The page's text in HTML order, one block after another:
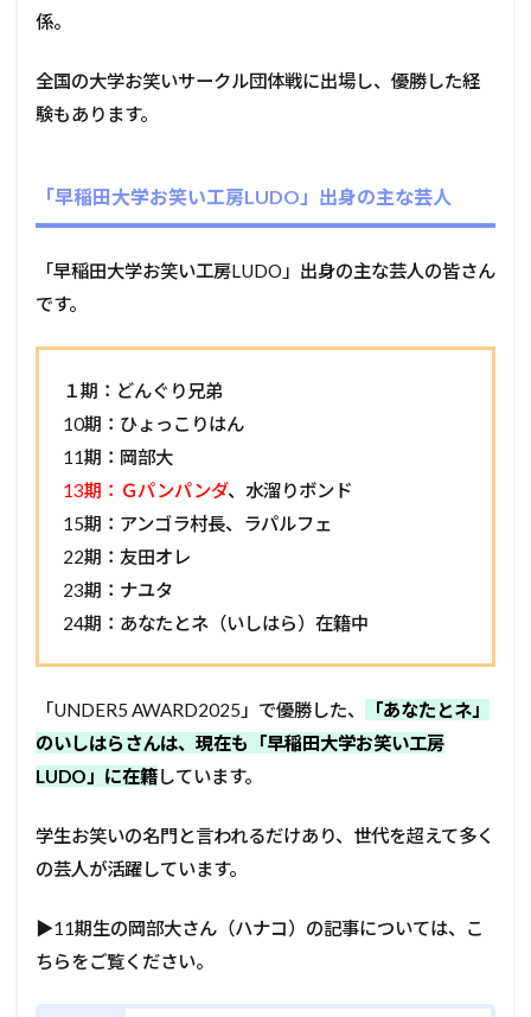
係。
全国の大学お笑いサークル団体戦に出場し、優勝した経
験もあります。
「早稲田大学お笑い工房LUDO」出身の主な芸人
「早稲田大学お笑い工房LUDO」出身の主な芸人の皆さん
です。
１期：どんぐり兄弟
10期：ひょっこりはん
11期：岡部大
13期：Ｇパンパンダ、水溜りボンド
15期：アンゴラ村長、ラパルフェ
22期：友田オレ
23期：ナユタ
24期：あなたとネ（いしはら）在籍中
「UNDER5 AWARD2025」で優勝した、
「あなたとネ」
のいしはらさんは、現在も「早稲田大学お笑い工房
LUDO」に在籍しています。
学生お笑いの名門と言われるだけあり、世代を超えて多く
の芸人が活躍しています。
▶11期生の岡部大さん（ハナコ）の記事については、こ
ちらをご覧ください。